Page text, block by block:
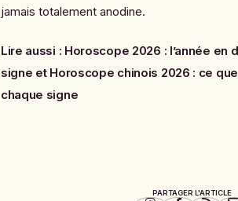
jamais totalement anodine.
Lire aussi : Horoscope 2026 : l’année
signe et Horoscope chinois 2026 : ce
chaque signe
PARTAGER L'ARTICLE